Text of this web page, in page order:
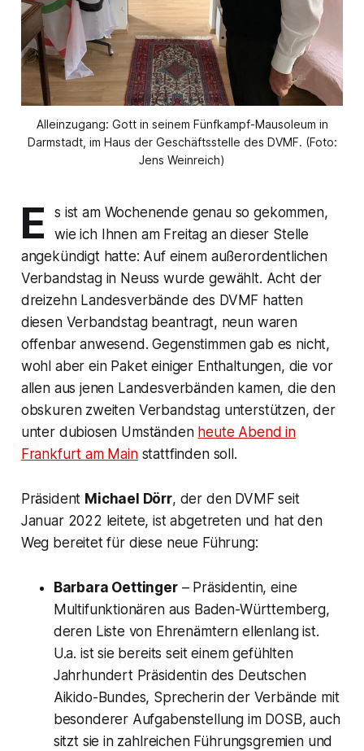
Alleinzugang: Gott in seinem Fünfkampf-Mausoleum in
Darmstadt, im Haus der Geschäftsstelle des DVMF. (Foto:
Jens Weinreich)
E
s ist am Wochenende genau so gekommen,
wie ich Ihnen am Freitag an dieser Stelle
angekündigt hatte: Auf einem außerordentlichen
Verbandstag in Neuss wurde gewählt. Acht der
dreizehn Landesverbände des DVMF hatten
diesen Verbandstag beantragt, neun waren
offenbar anwesend. Gegenstimmen gab es nicht,
wohl aber ein Paket einiger Enthaltungen, die vor
allen aus jenen Landesverbänden kamen, die den
obskuren zweiten Verbandstag unterstützen, der
unter dubiosen Umständen heute Abend in
Frankfurt am Mainstattfinden soll.
Präsident Michael Dörr, der den DVMF seit
Januar 2022 leitete, ist abgetreten und hat den
Weg bereitet für diese neue Führung:
Barbara Oettinger– Präsidentin, eine
Multifunktionären aus Baden-Württemberg,
deren Liste von Ehrenämtern ellenlang ist.
U.a. ist sie bereits seit einem gefühlten
Jahrhundert Präsidentin des Deutschen
Aikido-Bundes, Sprecherin der Verbände mit
besonderer Aufgabenstellung im DOSB, auch
sitzt sie in zahlreichen Führungsgremien und